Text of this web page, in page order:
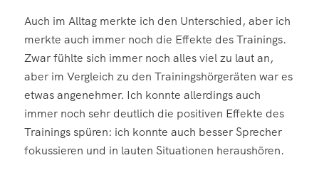
Auch im Alltag merkte ich den Unterschied, aber ich
merkte auch immer noch die Effekte des Trainings.
Zwar fühlte sich immer noch alles viel zu laut an,
aber im Vergleich zu den Trainingshörgeräten war es
etwas angenehmer. Ich konnte allerdings auch
immer noch sehr deutlich die positiven Effekte des
Trainings spüren: ich konnte auch besser Sprecher
fokussieren und in lauten Situationen heraushören.